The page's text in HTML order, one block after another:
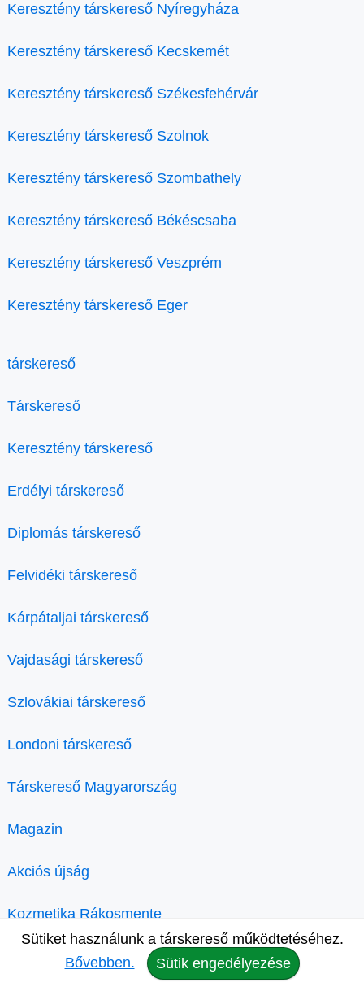
Keresztény társkereső Nyíregyháza
Keresztény társkereső Kecskemét
Keresztény társkereső Székesfehérvár
Keresztény társkereső Szolnok
Keresztény társkereső Szombathely
Keresztény társkereső Békéscsaba
Keresztény társkereső Veszprém
Keresztény társkereső Eger
társkereső
Társkereső
Keresztény társkereső
Erdélyi társkereső
Diplomás társkereső
Felvidéki társkereső
Kárpátaljai társkereső
Vajdasági társkereső
Szlovákiai társkereső
Londoni társkereső
Társkereső Magyarország
Magazin
Akciós újság
Kozmetika Rákosmente
Sütiket használunk a társkereső működtetéséhez.
Bővebben.
Sütik engedélyezése